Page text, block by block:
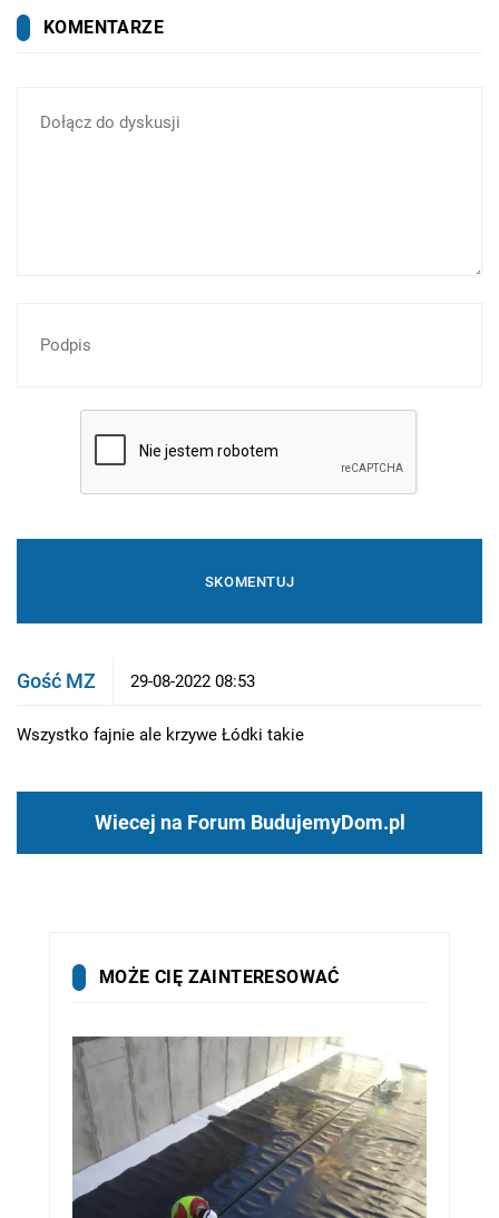
KOMENTARZE
Gość MZ 29-08-2022 08:53
Wszystko fajnie ale krzywe Łódki takie
Wiecej na Forum BudujemyDom.pl
MOŻE CIĘ ZAINTERESOWAĆ